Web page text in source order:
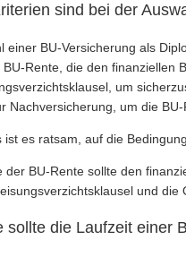
sind bei der
einer BU-Versicherung als
Rente, die den finanziellen
um
Nachversicherung, um die
ist es ratsam, auf die
der BU-Rente sollte den
und
sollte die Laufzeit einer